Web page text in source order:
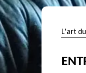
L'art